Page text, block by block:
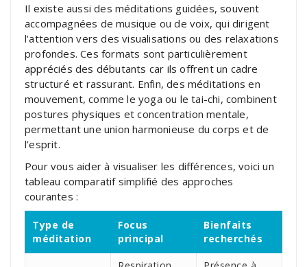
Il existe aussi des méditations guidées, souvent
accompagnées de musique ou de voix, qui dirigent
l’attention vers des visualisations ou des relaxations
profondes. Ces formats sont particulièrement
appréciés des débutants car ils offrent un cadre
structuré et rassurant. Enfin, des méditations en
mouvement, comme le yoga ou le tai-chi, combinent
postures physiques et concentration mentale,
permettant une union harmonieuse du corps et de
l’esprit.
Pour vous aider à visualiser les différences, voici un
tableau comparatif simplifié des approches
courantes :
Type de
méditation
Focus
principal
Bienfaits
recherchés